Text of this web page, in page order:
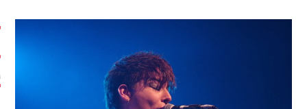
7.6
DUDE’S REV...
6.8
– HEL...